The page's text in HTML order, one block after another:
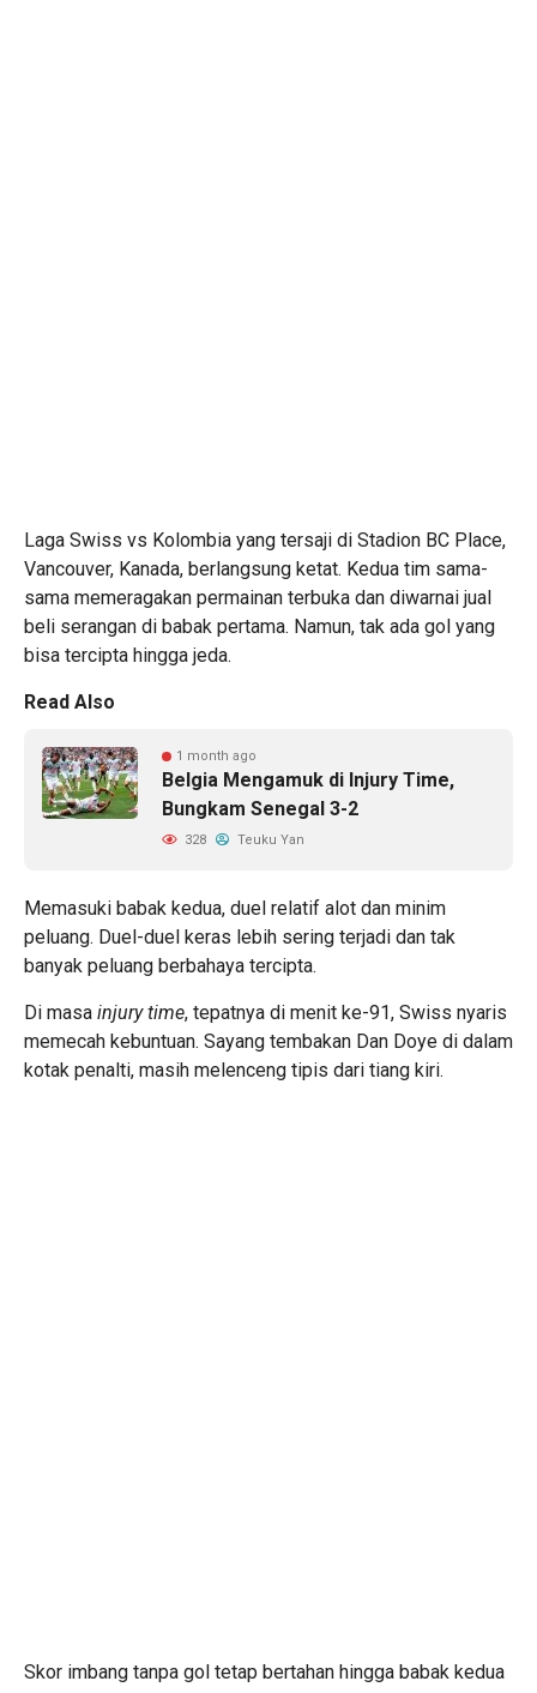
Laga Swiss vs Kolombia yang tersaji di Stadion BC Place,
Vancouver, Kanada, berlangsung ketat. Kedua tim sama-
sama memeragakan permainan terbuka dan diwarnai jual
beli serangan di babak pertama. Namun, tak ada gol yang
bisa tercipta hingga jeda.
Read Also
1 month ago
Belgia Mengamuk di Injury Time,
Bungkam Senegal 3-2
328 Teuku Yan
Memasuki babak kedua, duel relatif alot dan minim
peluang. Duel-duel keras lebih sering terjadi dan tak
banyak peluang berbahaya tercipta.
Di masa injury time, tepatnya di menit ke-91, Swiss nyaris
memecah kebuntuan. Sayang tembakan Dan Doye di dalam
kotak penalti, masih melenceng tipis dari tiang kiri.
Skor imbang tanpa gol tetap bertahan hingga babak kedua